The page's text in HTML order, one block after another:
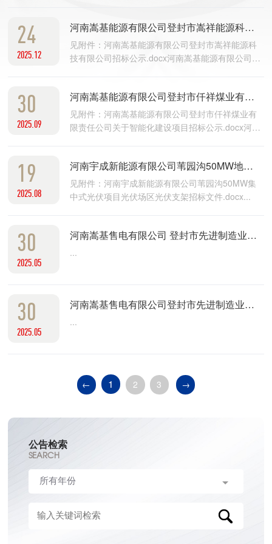
24
2025.12
河南嵩基能源有限公司登封市嵩祥能源科技有限公司关于煤矿瓦斯发电项目招标公告及文件
见附件：河南嵩基能源有限公司登封市嵩祥能源科
技有限公司招标公示.docx河南嵩基能源有限公司登
30
2025.09
河南嵩基能源有限公司登封市仟祥煤业有限责任公司关于智能化建设项目招标公示+文件
见附件：河南嵩基能源有限公司登封市仟祥煤业有
限责任公司关于智能化建设项目招标公示.docx河南
19
2025.08
河南宇成新能源有限公司苇园沟50MW地面集中式光伏发电项目光伏场区固定支架招标文件
见附件：河南宇成新能源有限公司苇园沟50MW集
中式光伏项目光伏场区光伏支架招标文件.docx...
30
2025.05
河南嵩基售电有限公司 登封市先进制造业开发区110kV新区变电站#2主变（安装工程）招标公告
...
30
2025.05
河南嵩基售电有限公司登封市先进制造业开发区110kV新区变电站#2主变（采购）招标公告
...
← 1 2 3 →
公告检索
SEARCH